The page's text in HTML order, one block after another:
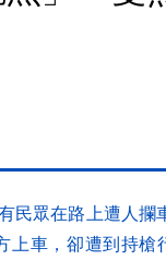
民眾在路上遭人攔
上車，卻遭到持